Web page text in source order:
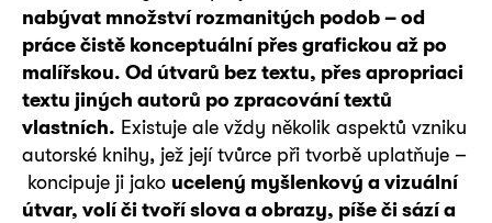
nabývat množství rozmanitých podob – od
práce čistě konceptuální přes grafickou až po
malířskou. Od útvarů bez textu, přes apropriaci
textu jiných autorů po zpracování textů
vlastních. Existuje ale vždy několik aspektů vzniku
autorské knihy, jež její tvůrce při tvorbě uplatňuje –
koncipuje ji jako ucelený myšlenkový a vizuální
útvar, volí či tvoří slova a obrazy, píše či sází a